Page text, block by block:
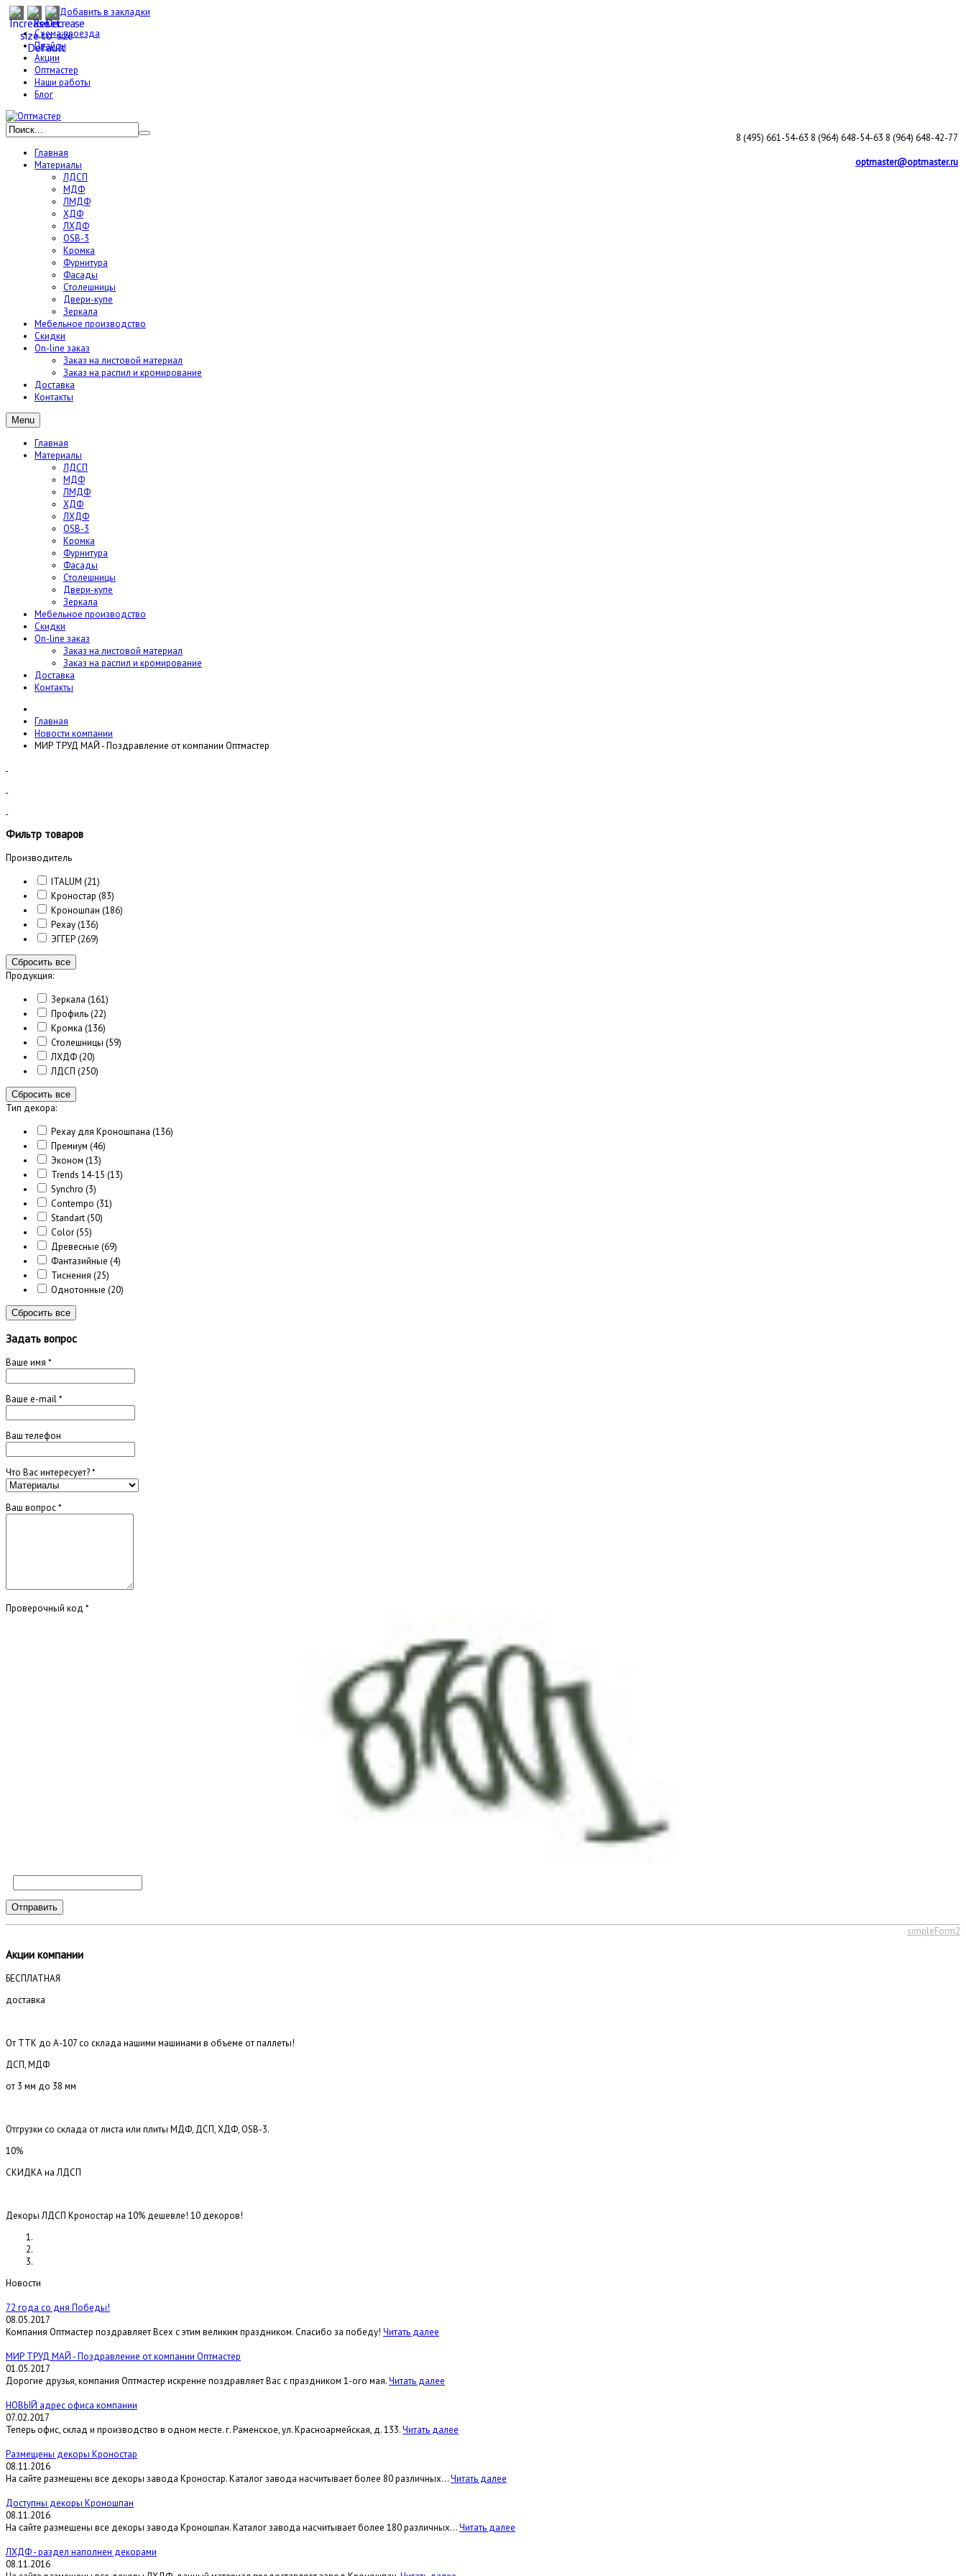
Добавить в закладки
Схема проезда
Прайсы
Акции
Оптмастер
Наши работы
Блог
8 (495) 661-54-63 8 (964) 648-54-63 8 (964) 648-42-77
optmaster@optmaster.ru
Главная
Материалы
ЛДСП
МДФ
ЛМДФ
ХДФ
ЛХДФ
OSB-3
Кромка
Фурнитура
Фасады
Столешницы
Двери-купе
Зеркала
Мебельное производство
Скидки
On-line заказ
Заказ на листовой материал
Заказ на распил и кромирование
Доставка
Контакты
Menu
Главная
Материалы
ЛДСП
МДФ
ЛМДФ
ХДФ
ЛХДФ
OSB-3
Кромка
Фурнитура
Фасады
Столешницы
Двери-купе
Зеркала
Мебельное производство
Скидки
On-line заказ
Заказ на листовой материал
Заказ на распил и кромирование
Доставка
Контакты
Главная
Новости компании
МИР ТРУД МАЙ - Поздравление от компании Оптмастер
Фильтр товаров
Производитель
ITALUM (21)
Кроностар (83)
Кроношпан (186)
Рехау(136)
ЭГГЕР(269)
Сбросить все
Продукция:
Зеркала (161)
Профиль(22)
Кромка (136)
Столешницы (59)
ЛХДФ(20)
ЛДСП (250)
Сбросить все
Тип декора:
Рехау для Кроношпана (136)
Премиум (46)
Эконом (13)
Trends 14-15 (13)
Synchro (3)
Contempo (31)
Standart(50)
Color(55)
Древесные (69)
Фантазийные (4)
Тиснения (25)
Однотонные (20)
Сбросить все
Задать вопрос
Ваше имя *
Ваше e-mail*
Ваш телефон
Что Вас интересует?*
Ваш вопрос*
Проверочный код *
Отправить
simpleForm2
Акции компании
БЕСПЛАТНАЯ
доставка
От ТТК до А-107 со склада нашими машинами в объеме от паллеты!
ДСП, МДФ
от 3 мм до 38 мм
Отгрузки со склада от листа или плиты МДФ, ДСП, ХДФ, OSB-3.
10%
СКИДКА на ЛДСП
Декоры ЛДСП Кроностар на 10% дешевле! 10 декоров!
Новости
72 года со дня Победы!
08.05.2017
Компания Оптмастер поздравляет Всех с этим великим праздником. Спасибо за победу! Читать далее
МИР ТРУД МАЙ - Поздравление от компании Оптмастер
01.05.2017
Дорогие друзья, компания Оптмастер искренне поздравляет Вас с праздником 1-ого мая.Читать далее
НОВЫЙ адрес офиса компании
07.02.2017
Теперь офис, склад и производство в одном месте. г. Раменское, ул. Красноармейская, д. 133.Читать далее
Размещены декоры Кроностар
08.11.2016
На сайте размещены все декоры завода Кроностар. Каталог завода насчитывает более 80 различных...Читать далее
Доступны декоры Кроношпан
08.11.2016
На сайте размещены все декоры завода Кроношпан. Каталог завода насчитывает более 180 различных...Читать далее
ЛХДФ - раздел наполнен декорами
08.11.2016